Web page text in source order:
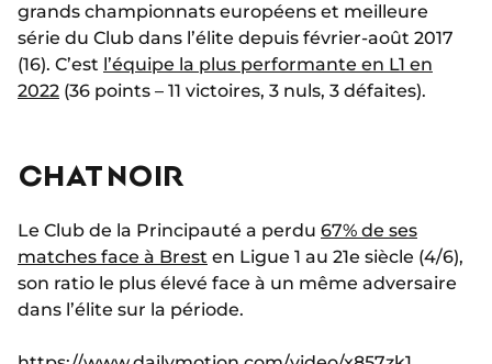
grands championnats européens et meilleure
série du Club dans l’élite depuis février-août 2017
(16). C’est l’équipe la plus performante en L1 en
2022 (36 points – 11 victoires, 3 nuls, 3 défaites).
CHAT NOIR
Le Club de la Principauté a perdu 67% de ses
matches face à Brest en Ligue 1 au 21e siècle (4/6),
son ratio le plus élevé face à un même adversaire
dans l’élite sur la période.